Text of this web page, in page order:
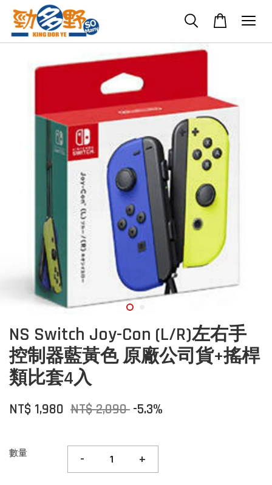
NS Switch Joy-Con (L/R)左右手
控制器藍黃色 原廠公司貨+搖桿
類比套4入
NT$ 1,980 NT$ 2,090 -5.3%
數量 - +